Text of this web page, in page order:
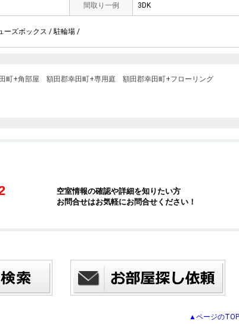
間取り一例 3DK
ーズボックス / 駐輪場 /
町+角部屋 額田郡幸田町+専用庭 額田郡幸田町+フローリング
空室情報の確認や詳細を知りたい方
お問合せはお気軽にお問合せください！
▲ページの